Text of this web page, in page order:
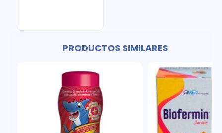
PRODUCTOS SIMILARES